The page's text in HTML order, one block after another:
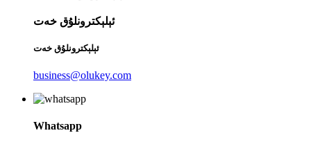
ئېلېكترونلۇق خەت
ئېلېكترونلۇق خەت
business@olukey.com
Whatsapp